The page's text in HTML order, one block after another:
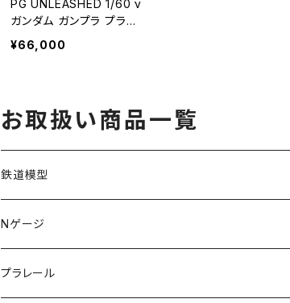
PG UNLEASHED 1/60 ν
ガンダム ガンプラ プラモ
デル 逆襲のシャア（新
品 在庫品）
¥66,000
お取扱い商品一覧
鉄道模型
KATO (N)
TOMIX (N)
Nゲージ
車両
プラレール